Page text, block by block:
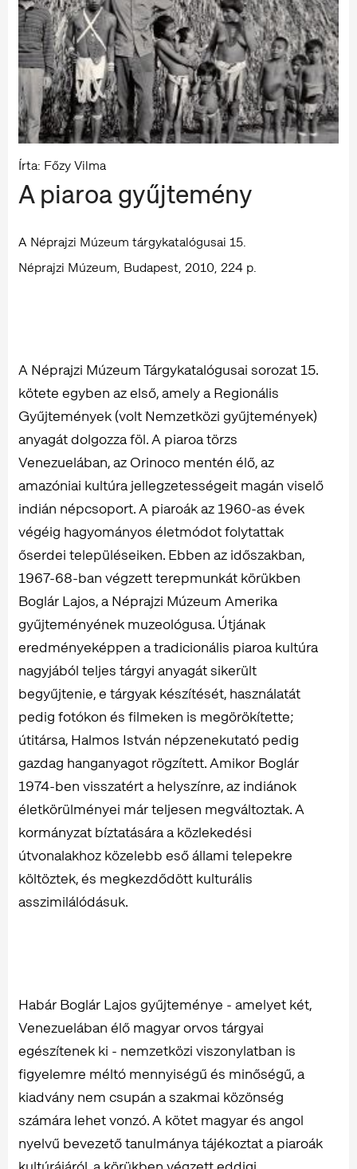
Írta: Főzy Vilma
A piaroa gyűjtemény
A Néprajzi Múzeum tárgykatalógusai 15.
Néprajzi Múzeum, Budapest, 2010, 224 p.
A Néprajzi Múzeum Tárgykatalógusai sorozat 15.
kötete egyben az első, amely a Regionális
Gyűjtemények (volt Nemzetközi gyűjtemények)
anyagát dolgozza föl. A piaroa törzs
Venezuelában, az Orinoco mentén élő, az
amazóniai kultúra jellegzetességeit magán viselő
indián népcsoport. A piaroák az 1960-as évek
végéig hagyományos életmódot folytattak
őserdei településeiken. Ebben az időszakban,
1967-68-ban végzett terepmunkát körükben
Boglár Lajos, a Néprajzi Múzeum Amerika
gyűjteményének muzeológusa. Útjának
eredményeképpen a tradicionális piaroa kultúra
nagyjából teljes tárgyi anyagát sikerült
begyűjtenie, e tárgyak készítését, használatát
pedig fotókon és filmeken is megörökítette;
útitársa, Halmos István népzenekutató pedig
gazdag hanganyagot rögzített. Amikor Boglár
1974-ben visszatért a helyszínre, az indiánok
életkörülményei már teljesen megváltoztak. A
kormányzat bíztatására a közlekedési
útvonalakhoz közelebb eső állami telepekre
költöztek, és megkezdődött kulturális
asszimilálódásuk.
Habár Boglár Lajos gyűjteménye - amelyet két,
Venezuelában élő magyar orvos tárgyai
egészítenek ki - nemzetközi viszonylatban is
figyelemre méltó mennyiségű és minőségű, a
kiadvány nem csupán a szakmai közönség
számára lehet vonzó. A kötet magyar és angol
nyelvű bevezető tanulmánya tájékoztat a piaroák